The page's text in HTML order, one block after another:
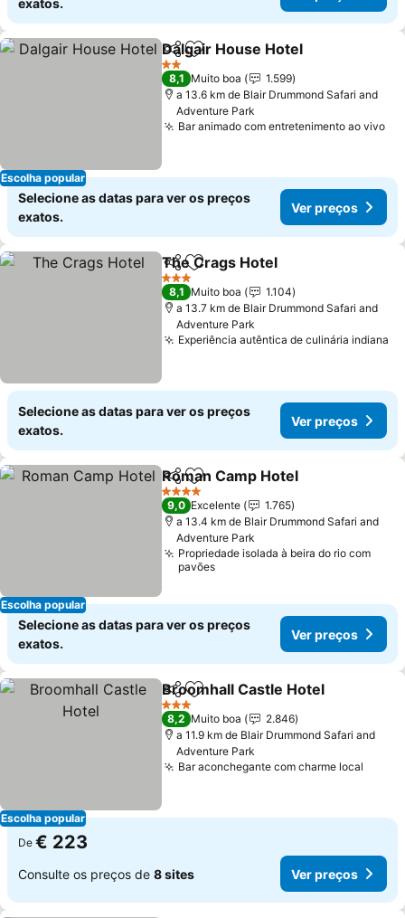
exatos.
Escolha popular
PartilharAdicionar aos favoritos
Dalgair House Hotel
2 Estrelas
8,1 Muito boa
1.599
a 13.6 km de Blair Drummond Safari and
Adventure Park
Bar animado com entretenimento ao vivo
Selecione as datas para ver os preços
exatos.
Ver preços
PartilharAdicionar aos favoritos
The Crags Hotel
3 Estrelas
8,1 Muito boa
1.104
a 13.7 km de Blair Drummond Safari and
Adventure Park
Experiência autêntica de culinária indiana
Selecione as datas para ver os preços
exatos.
Ver preços
Escolha popular
PartilharAdicionar aos favoritos
Roman Camp Hotel
4 Estrelas
9,0 Excelente
1.765
a 13.4 km de Blair Drummond Safari and
Adventure Park
Propriedade isolada à beira do rio com
pavões
Selecione as datas para ver os preços
exatos.
Ver preços
Escolha popular
PartilharAdicionar aos favoritos
Broomhall Castle Hotel
3 Estrelas
8,2 Muito boa
2.846
a 11.9 km de Blair Drummond Safari and
Adventure Park
Bar aconchegante com charme local
De € 223
Consulte os preços de 8 sites Ver preços